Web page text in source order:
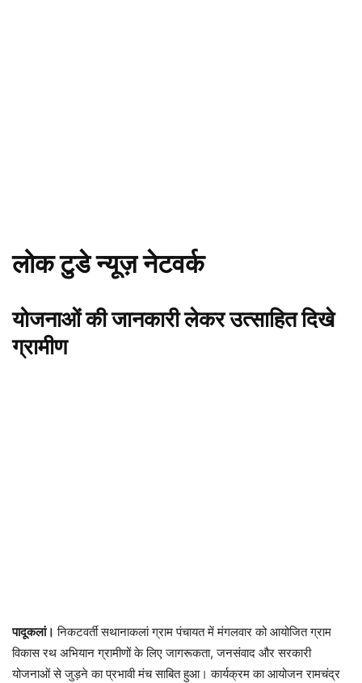
लोक टुडे न्यूज़ नेटवर्क
योजनाओं की जानकारी लेकर उत्साहित दिखे
ग्रामीण
पादूकलां। निकटवर्तीसथानाकलां ग्राम पंचायतमें मंगलवार को आयोजितग्राम
विकास रथ अभियानग्रामीणों के लिए जागरूकता, जनसंवाद और सरकारी
योजनाओं से जुड़ने का प्रभावी मंच साबित हुआ। कार्यक्रम का आयोजनरामचंद्र